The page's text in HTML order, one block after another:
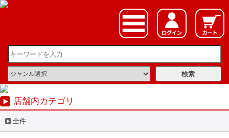
店舗内カテゴリ
全件